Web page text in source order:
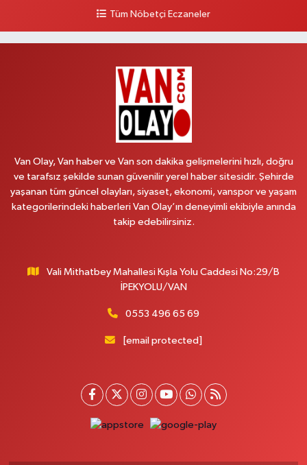
Yol Tarifi Al
ŞEHİT JANDARMA BİNBAŞI KIVANÇ CESUR MAH.VALİ MÜNİR KARALOĞLU
Yol Tarifi Al
KARŞISI
0 (432) 351 02 96 Yol Tarifi Al
Beyazıt mah.zeylan cad.no:46 A
MAHMUDİYE MAH.ATATÜRK CAD.NO:29 D
0 (432) 712 22 87 Yol Tarifi Al
İstasyon Mahallesi Terminal Cad. Dış kapı No:17A Defterdarlık Maliye
Tüm Nöbetçi Eczaneler
Van Olay, Van haber ve Van son dakika gelişmelerini hızlı, doğru
ve tarafsız şekilde sunan güvenilir yerel haber sitesidir. Şehirde
yaşanan tüm güncel olayları, siyaset, ekonomi, vanspor ve yaşam
kategorilerindeki haberleri Van Olay’ın deneyimli ekibiyle anında
takip edebilirsiniz.
Vali Mithatbey Mahallesi Kışla Yolu Caddesi No:29/B
İPEKYOLU/VAN
0553 496 65 69
[email protected]